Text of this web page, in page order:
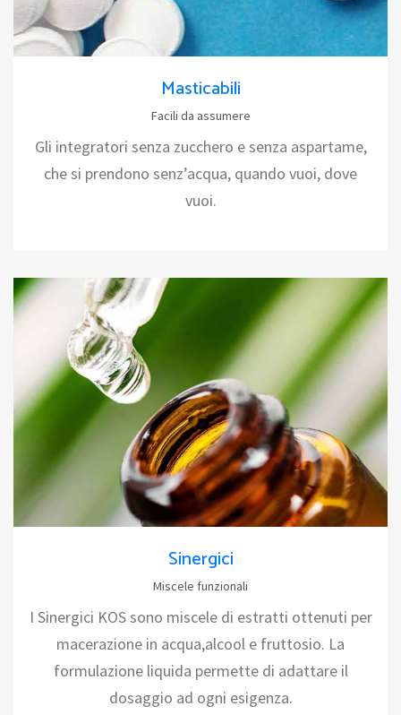
Masticabili
Facili da assumere
Gli integratori senza zucchero e senza aspartame,
che si prendono senz’acqua, quando vuoi, dove
vuoi.
Sinergici
Miscele funzionali
I Sinergici KOS sono miscele di estratti ottenuti per
macerazione in acqua,alcool e fruttosio. La
formulazione liquida permette di adattare il
dosaggio ad ogni esigenza.